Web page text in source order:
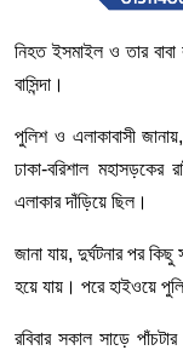
নিহত ইসমাইল ও তার বাবা
বাসিন্দা।
পুলিশ ও এলাকাবাসী জানায়,
ঢাকা-বরিশাল মহাসড়কের
এলাকার দাঁড়িয়ে ছিল।
জানা যায়, দুর্ঘটনার পর কিছু
হয়ে যায়। পরে হাইওয়ে
রবিবার সকাল সাড়ে পাঁচটার